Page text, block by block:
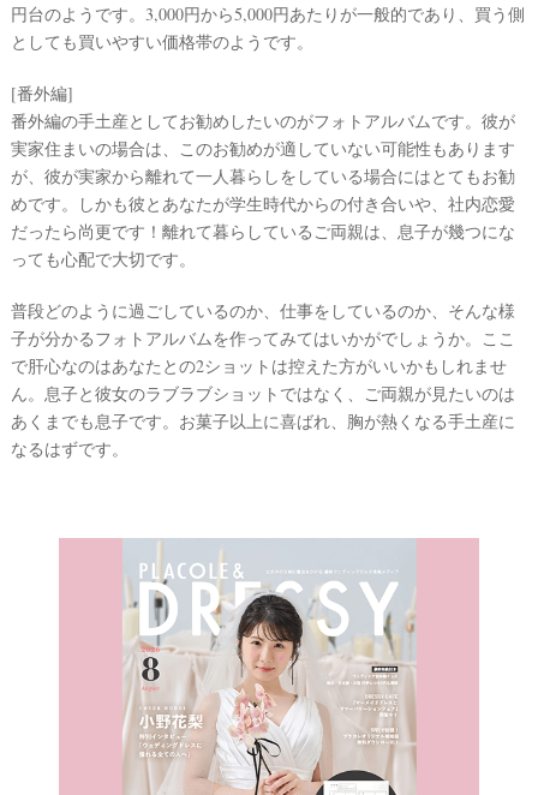
円台のようです。3,000円から5,000円あたりが一般的であり、買う側
としても買いやすい価格帯のようです。
[番外編]
番外編の手土産としてお勧めしたいのがフォトアルバムです。彼が
実家住まいの場合は、このお勧めが適していない可能性もあります
が、彼が実家から離れて一人暮らしをしている場合にはとてもお勧
めです。しかも彼とあなたが学生時代からの付き合いや、社内恋愛
だったら尚更です！離れて暮らしているご両親は、息子が幾つにな
っても心配で大切です。
普段どのように過ごしているのか、仕事をしているのか、そんな様
子が分かるフォトアルバムを作ってみてはいかがでしょうか。ここ
で肝心なのはあなたとの2ショットは控えた方がいいかもしれませ
ん。息子と彼女のラブラブショットではなく、ご両親が見たいのは
あくまでも息子です。お菓子以上に喜ばれ、胸が熱くなる手土産に
なるはずです。